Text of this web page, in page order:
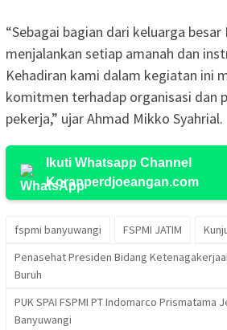
“Sebagai bagian dari keluarga besar
menjalankan setiap amanah dan
Kehadiran kami dalam kegiatan ini
komitmen terhadap organisasi dan
pekerja,” ujar Ahmad Mikko Syahrial.
Ikuti Whatsapp Channel
Koranperdjoeangan.com
fspmi banyuwangi FSPMI JATIM
Penasehat Presiden Bidang
Buruh
PUK SPAI FSPMI PT Indomarco Prismatama
Banyuwangi